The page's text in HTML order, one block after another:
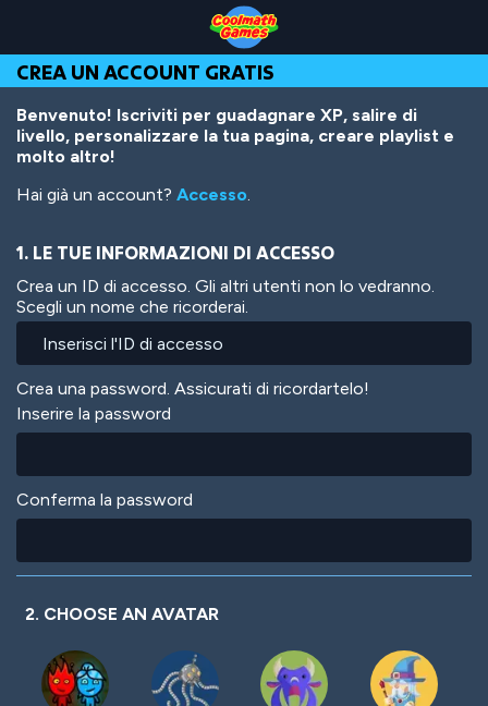
Top
of
Page
Navigation
Main
Content
Footer
contenuto
principale
CREA UN ACCOUNT GRATIS
Benvenuto! Iscriviti per guadagnare XP, salire di
livello, personalizzare la tua pagina, creare playlist e
molto altro!
Hai già un account? Accesso.
1. LE TUE INFORMAZIONI DI ACCESSO
Crea un ID di accesso. Gli altri utenti non lo vedranno.
Scegli un nome che ricorderai.
Crea una password. Assicurati di ricordartelo!
Inserire la password
Conferma la password
2. CHOOSE AN AVATAR